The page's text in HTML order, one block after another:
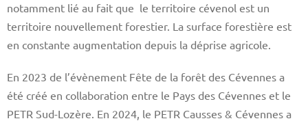
notamment lié au fait que le territoire cévenol est un
territoire nouvellement forestier. La surface forestière est
en constante augmentation depuis la déprise agricole.
En 2023 de l’évènement Fête de la forêt des Cévennes a
été créé en collaboration entre le Pays des Cévennes et le
PETR Sud-Lozère. En 2024, le PETR Causses & Cévennes a